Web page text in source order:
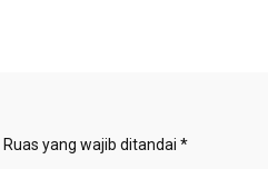
Ruas yang wajib ditandai *